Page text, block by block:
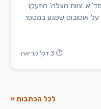
'צוות הצלה' הוזעקו
על אוטובוס שפגע במספר
⏱ 3 דק' קריאה
לכל הכתבות «